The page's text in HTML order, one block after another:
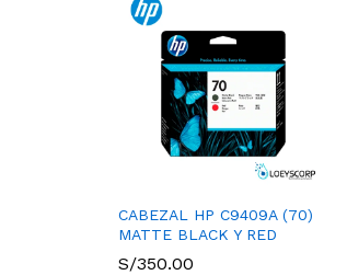
CABEZAL HP C9409A (70)
MATTE BLACK Y RED
S/350.00